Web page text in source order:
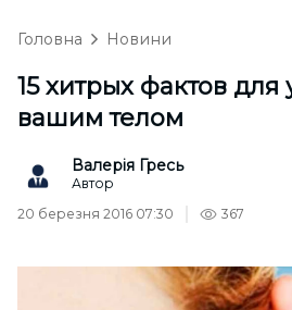
Головна Новини
15 хитрых фактов
вашим телом
Валерія Гресь
Автор
20 березня 2016 07:30
367